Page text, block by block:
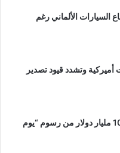
السيارات الألماني رغم
أميركية وتشدد قيود تصدير
إدارة ترامب ترد 100 مليار دولار من رسوم “يوم